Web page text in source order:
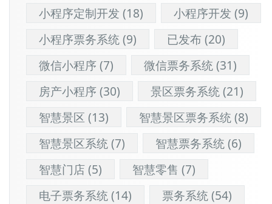
小程序定制开发 (18) 小程序开发 (9)
小程序票务系统(9) 已发布(20)
微信小程序(7) 微信票务系统(31)
房产小程序(30) 景区票务系统(21)
智慧景区 (13) 智慧景区票务系统(8)
智慧景区系统(7) 智慧票务系统(6)
智慧门店(5) 智慧零售 (7)
电子票务系统(14) 票务系统(54)